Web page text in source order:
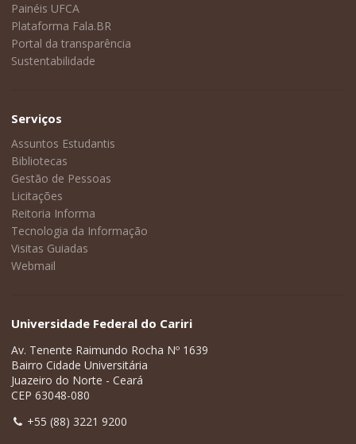
Painéis UFCA
Plataforma Fala.BR
Portal da transparência
Sustentabilidade
Serviços
Assuntos Estudantis
Bibliotecas
Gestão de Pessoas
Licitações
Reitoria Informa
Tecnologia da Informação
Visitas Guiadas
Webmail
Universidade Federal do Cariri
Av. Tenente Raimundo Rocha Nº 1639
Bairro Cidade Universitária
Juazeiro do Norte - Ceará
CEP 63048-080
+55 (88) 3221 9200